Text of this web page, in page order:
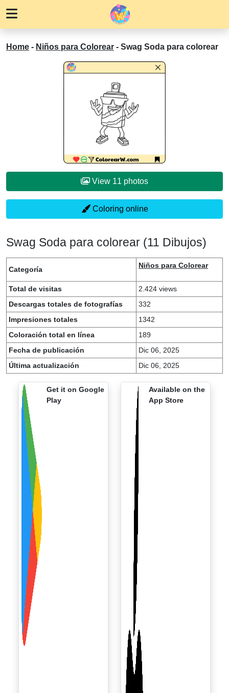
Home - Niños para Colorear - Swag Soda para colorear
View 11 photos
Coloring online
Swag Soda para colorear (11 Dibujos)
Categoría Niños para Colorear
Total de visitas
2.424 views
Descargas totales de fotografías
332
Impresiones totales
1342
Coloración total en línea
189
Fecha de publicación
Dic 06, 2025
Última actualización
Dic 06, 2025
Get it on Google
Play
Available on the
App Store